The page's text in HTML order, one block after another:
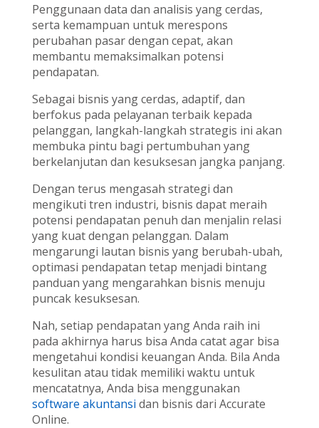
Penggunaan data dan analisis yang cerdas,
serta kemampuan untuk merespons
perubahan pasar dengan cepat, akan
membantu memaksimalkan potensi
pendapatan.
Sebagai bisnis yang cerdas, adaptif, dan
berfokus pada pelayanan terbaik kepada
pelanggan, langkah-langkah strategis ini akan
membuka pintu bagi pertumbuhan yang
berkelanjutan dan kesuksesan jangka panjang.
Dengan terus mengasah strategi dan
mengikuti tren industri, bisnis dapat meraih
potensi pendapatan penuh dan menjalin relasi
yang kuat dengan pelanggan. Dalam
mengarungi lautan bisnis yang berubah-ubah,
optimasi pendapatan tetap menjadi bintang
panduan yang mengarahkan bisnis menuju
puncak kesuksesan.
Nah, setiap pendapatan yang Anda raih ini
pada akhirnya harus bisa Anda catat agar bisa
mengetahui kondisi keuangan Anda. Bila Anda
kesulitan atau tidak memiliki waktu untuk
mencatatnya, Anda bisa menggunakan
software akuntansi dan bisnis dari Accurate
Online.